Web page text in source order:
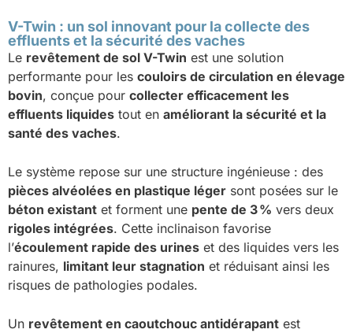
V-Twin : un sol innovant pour la collecte des
effluents et la sécurité des vaches
Le revêtement de sol V-Twin est une solution
performante pour les couloirs de circulation en élevage
bovin, conçue pour collecter efficacement les
effluents liquides tout en améliorant la sécurité et la
santé des vaches.
Le système repose sur une structure ingénieuse : des
pièces alvéolées en plastique léger sont posées sur le
béton existant et forment une pente de 3 % vers deux
rigoles intégrées. Cette inclinaison favorise
l’écoulement rapide des urines et des liquides vers les
rainures, limitant leur stagnation et réduisant ainsi les
risques de pathologies podales.
Un revêtement en caoutchouc antidérapant est